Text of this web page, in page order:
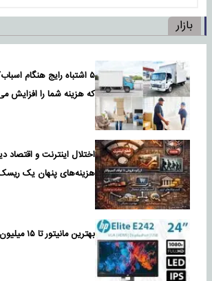
بازار
۵ اشتباه رایج هنگام
که هزینه شما را افزایش
اختلال اینترنت و اقتصاد
هزینه‌های پنهان یک
بهترین مانیتور تا ۱۵ میلیون تومان